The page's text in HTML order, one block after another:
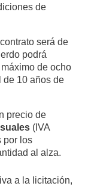
de
será de
podrá
de ocho
de 10 años de
precio de
(IVA
por los
al alza.
a la licitación,